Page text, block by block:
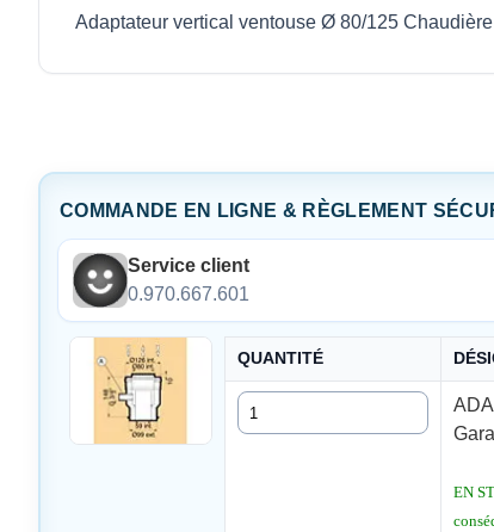
Adaptateur vertical ventouse Ø 80/125
COMMANDE EN LIGNE & RÈGLEMENT
Service client
0.970.667.601
QUANTITÉ
Quantité
EN